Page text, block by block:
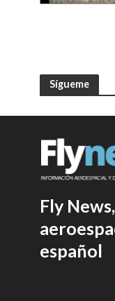
Sígueme
Fly
español